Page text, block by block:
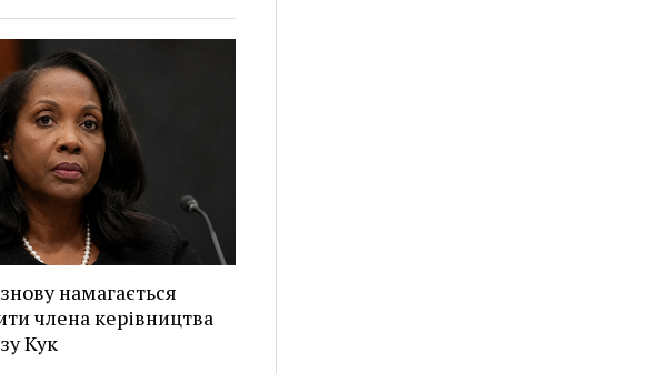
намагається
члена керівництва
Кук